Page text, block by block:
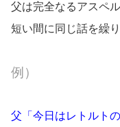
父は完全なるアスペ
短い間に同じ話を繰
例）
父「今日はレトルトの